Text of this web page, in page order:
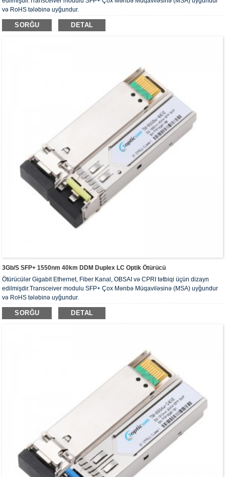
və RoHS tələbinə uyğundur.
SORĞU DETAL
3Gb/s SFP+ 1550nm 40km DDM Duplex LC Optik Ötürücü
Ötürücülər Gigabit Ethernet, Fiber Kanal, OBSAI və CPRI tətbiqi üçün dizayn
edilmişdir.Transceiver modulu SFP+ Çox Mənbə Müqaviləsinə (MSA) uyğundur
və RoHS tələbinə uyğundur.
SORĞU DETAL